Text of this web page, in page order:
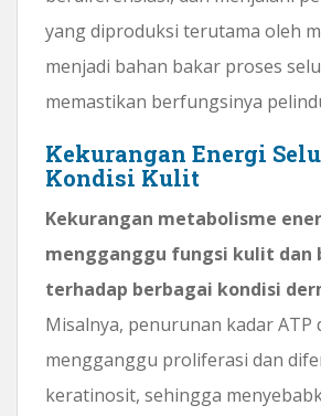
yang diproduksi terutama oleh
menjadi bahan bakar proses
memastikan berfungsinya
Kekurangan Energi
Kondisi Kulit
Kekurangan metabolisme
mengganggu fungsi kulit dan
terhadap berbagai kondisi
Misalnya, penurunan kadar ATP
mengganggu proliferasi dan
keratinosit, sehingga